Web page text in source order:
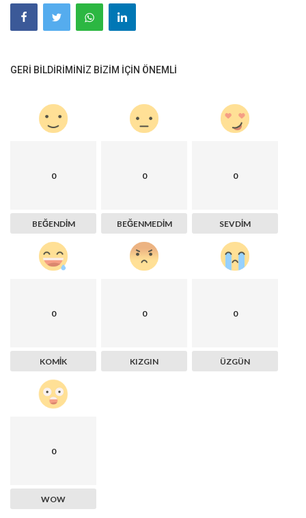
GERI BILDIRIMINIZ BIZIM IÇIN ÖNEMLI
0
BEĞENDIM
0
BEĞENMEDIM
0
SEVDIM
0
KOMIK
0
KIZGIN
0
ÜZGÜN
0
WOW